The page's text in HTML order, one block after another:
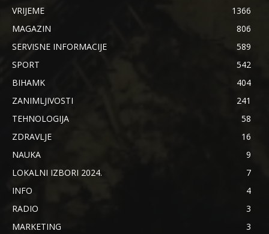
VRIJEME
1366
MAGAZIN
806
SERVISNE INFORMACIJE
589
SPORT
542
BIHAMK
404
ZANIMLJIVOSTI
241
TEHNOLOGIJA
58
ZDRAVLJE
16
NAUKA
9
LOKALNI IZBORI 2024.
7
INFO
4
RADIO
3
MARKETING
3